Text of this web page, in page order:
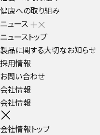
健康への取り組み
ニュース
ニューストップ
製品に関する大切なお知らせ
採用情報
お問い合わせ
会社情報
会社情報
会社情報トップ